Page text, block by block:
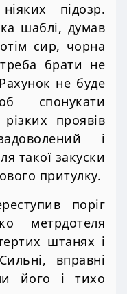
підозр.
шаблі, думав
сир, чорна
брати не
не буде
спонукати
проявів
і
такої закуски
притулку.
поріг
метрдотеля
штанях і
вправні
його і тихо